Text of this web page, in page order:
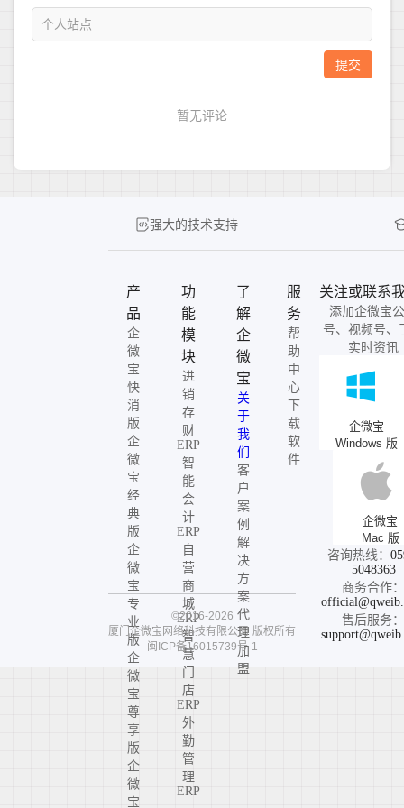
强大的技术支持
产
品
企
微
宝
快
消
版
企
微
宝
经
典
版
企
微
宝
专
业
版
企
微
宝
尊
享
版
企
微
宝
功
能
模
块
进
销
存
财
ERP
智
能
会
计
ERP
自
营
商
城
ERP
智
慧
门
店
ERP
外
勤
管
理
ERP
了
解
企
微
宝
关
于
我
们
客
户
案
例
解
决
方
案
代
理
加
盟
服
务
帮
助
中
心
下
载
软
件
关注或联系
添加企微宝
号、视频号、
实时资讯
企微宝
Windows 版
企微宝
Mac 版
咨询热线：
5048363
商务合作：
售后服务：
©2016-2026
厦门企微宝网络科技有限公司 版权所有
闽ICP备16015739号-1